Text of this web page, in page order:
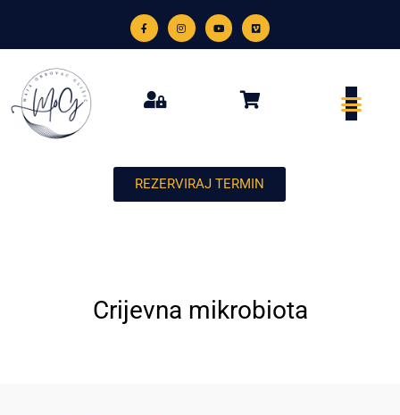
REZERVIRAJ TERMIN
Crijevna mikrobiota